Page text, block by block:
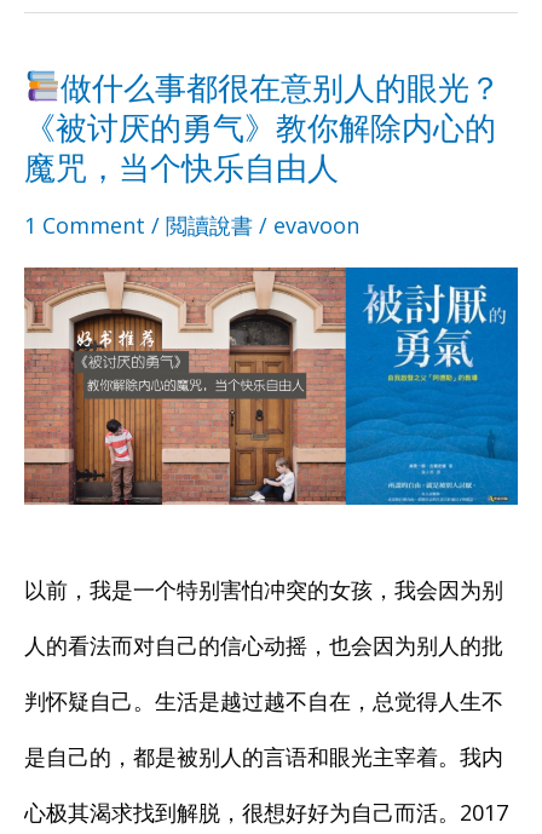
离，
过
个
简
单
又
舒
的
人
生
o
k
p
p
n ss
离，
过
个
简
单
又
舒
的
人
生
做什么事都很在意别人的眼光？
《被讨厌的勇气》教你解除内心的
魔咒，当个快乐自由人
1 Comment / 閲讀說書 / evavoon
以前，我是一个特别害怕冲突的女孩，我会因为别
人的看法而对自己的信心动摇，也会因为别人的批
判怀疑自己。生活是越过越不自在，总觉得人生不
是自己的，都是被别人的言语和眼光主宰着。我内
心极其渴求找到解脱，很想好好为自己而活。2017
做
么
事
都
很
在
别
人
的
眼
光？
做
么
事
都
很
在
别
人
的
眼
光？